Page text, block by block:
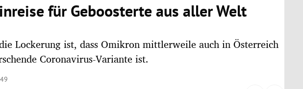
für Geboosterte aus aller Welt
Lockerung ist, dass Omikron mittlerweile auch in Österreich
Coronavirus-Variante ist.